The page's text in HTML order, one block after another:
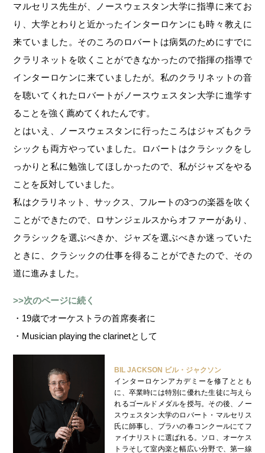
マルセリス先生が、ノースウェスタン大学に指導に来てお
り、大学とわりと近かったインターロケンにも時々教えに
来ていました。そのころのロバートは病気のためにすでに
クラリネットを吹くことができなかったので指揮の指導で
インターロケンに来ていましたが。私のクラリネットの音
を聴いてくれたロバートがノースウェスタン大学に進学す
ることを強く薦めてくれたんです。
とはいえ、ノースウェスタンに行ったころはジャズもクラ
シックも両方やっていました。ロバートはクラシックをし
っかりと私に勉強してほしかったので、私がジャズをやる
ことを反対していました。
私はクラリネット、サックス、フルートの3つの楽器を吹く
ことができたので、ロサンジェルスからオファーがあり、
クラシックを選ぶべきか、ジャズを選ぶべきか迷っていた
ときに、クラシックの仕事を得ることができたので、その
道に進みました。
>>次のページに続く
・19歳でオーケストラの首席奏者に
・Musician playing the clarinetとして
BIL JACKSON ビル・ジャクソン
インターロケンアカデミーを修了ととも
に、卒業時には特別に優れた生徒に与えら
れるゴールドメダルを授与。その後、ノー
スウェスタン大学のロバート・マルセリス
氏に師事し、プラハの春コンクールにてフ
ァイナリストに選ばれる。ソロ、オーケス
トラそして室内楽と幅広い分野で、第一線